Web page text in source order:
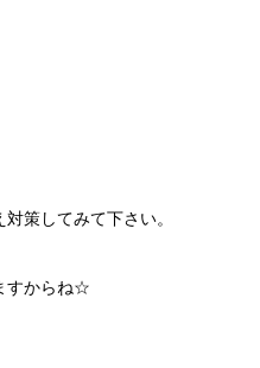
策してみて下さい。
すからね☆